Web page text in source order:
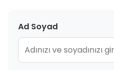
Ad Soyad